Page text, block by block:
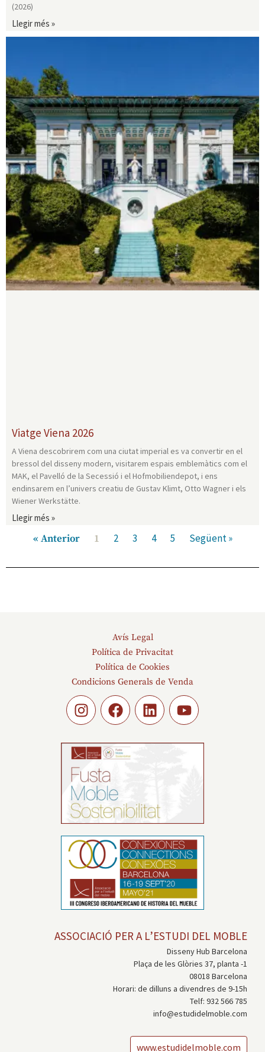
(2026)
Llegir més »
Viatge Viena 2026
A Viena descobrirem com una ciutat imperial es va convertir en el
bressol del disseny modern, visitarem espais emblemàtics com el
MAK, el Pavelló de la Secessió i el Hofmobiliendepot, i ens
endinsarem en l’univers creatiu de Gustav Klimt, Otto Wagner i els
Wiener Werkstätte.
Llegir més »
« Anterior 1 2 3 4 5 Següent »
Avís Legal
Política de Privacitat
Política de Cookies
Condicions Generals de Venda
ASSOCIACIÓ PER A L’ESTUDI DEL MOBLE
Disseny Hub Barcelona
Plaça de les Glòries 37, planta -1
08018 Barcelona
Horari: de dilluns a divendres de 9-15h
Telf: 932 566 785
info@estudidelmoble.com
www.estudidelmoble.com